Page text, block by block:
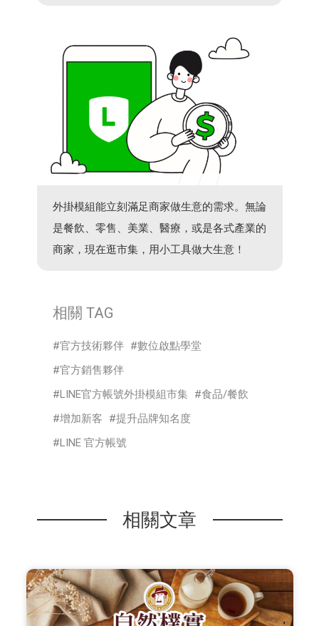
外掛模組能立刻滿足商家做生意的需求。無論
是餐飲、零售、美業、醫療，或是各式產業的
商家，現在逛市集，用小工具做大生意！
相關 TAG
官方技術夥伴
數位啟點學堂
官方銷售夥伴
LINE官方帳號外掛模組市集
食品/餐飲
增加新客
提升品牌知名度
LINE 官方帳號
相關文章